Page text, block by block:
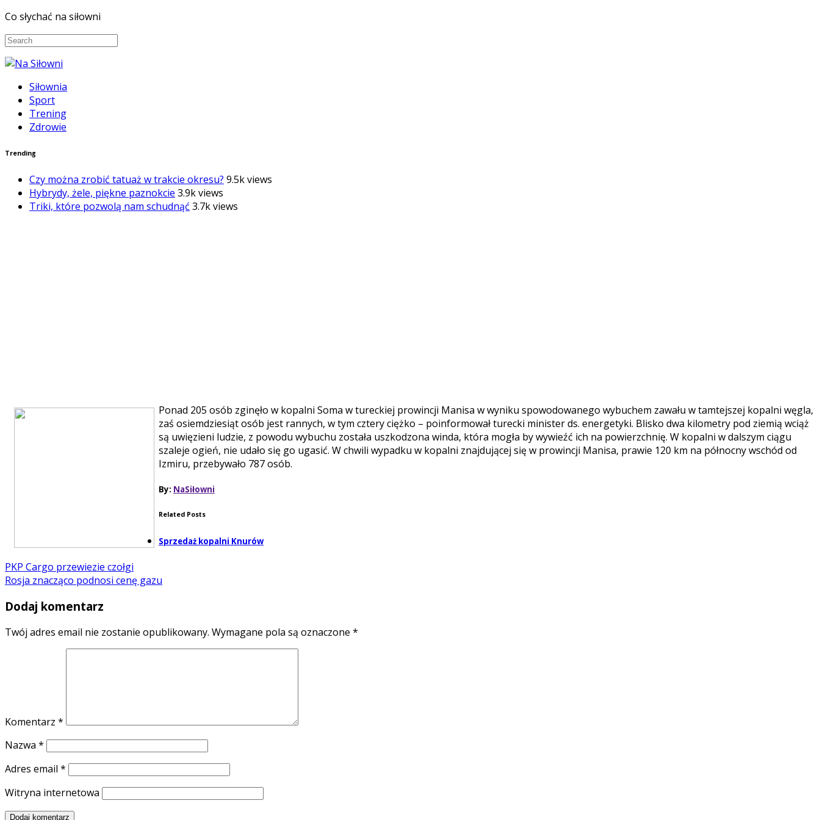
Co słychać na siłowni
Siłownia
Sport
Trening
Zdrowie
Trending
Czy można zrobić tatuaż w trakcie okresu? 9.5k views
Hybrydy, żele, piękne paznokcie 3.9k views
Triki, które pozwolą nam schudnąć 3.7k views
Ponad 205 osób zginęło w kopalni Soma w tureckiej prowincji Manisa w wyniku spowodowanego wybuchem zawału w tamtejszej kopalni węgla,
zaś osiemdziesiąt osób jest rannych, w tym cztery ciężko – poinformował turecki minister ds. energetyki. Blisko dwa kilometry pod ziemią wciąż
są uwięzieni ludzie, z powodu wybuchu została uszkodzona winda, która mogła by wywieźć ich na powierzchnię. W kopalni w dalszym ciągu
szaleje ogień, nie udało się go ugasić. W chwili wypadku w kopalni znajdującej się w prowincji Manisa, prawie 120 km na północny wschód od
Izmiru, przebywało 787 osób.
By: NaSiłowni
Related Posts
Sprzedaż kopalni Knurów
PKP Cargo przewiezie czołgi
Rosja znacząco podnosi cenę gazu
Dodaj komentarz
Twój adres email nie zostanie opublikowany. Wymagane pola są oznaczone *
Komentarz *
Nazwa *
Adres email *
Witryna internetowa